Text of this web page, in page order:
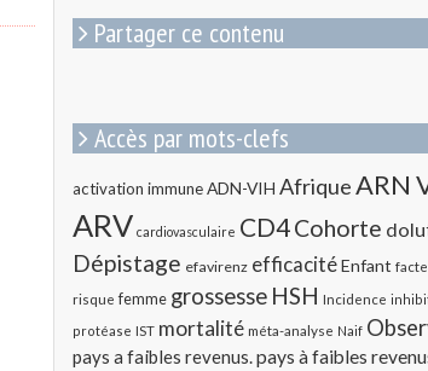
Partager ce contenu
Accès par mots-clefs
activation immuneADN-VIH AfriqueARN
ARV cardiovasculaire CD4Cohorte
Dépistage efavirenz efficacitéEnfant
risque femme grossesse HSH Incidence
protéase IST mortalité méta-analyse Naif
pays a faibles revenus.pays à faibles